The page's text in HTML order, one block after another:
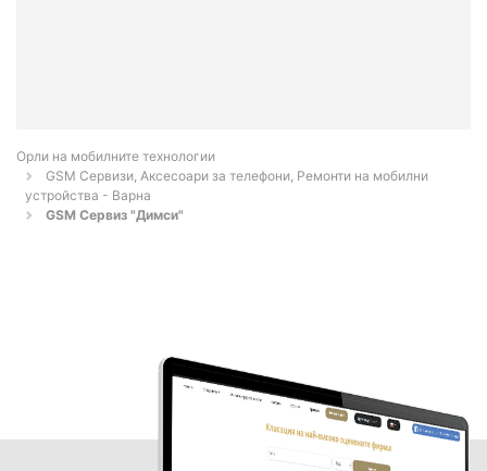
Орли на мобилните технологии
GSM Сервизи, Аксесоари за телефони, Ремонти на мобилни
устройства - Варна
GSM Сервиз "Димси"